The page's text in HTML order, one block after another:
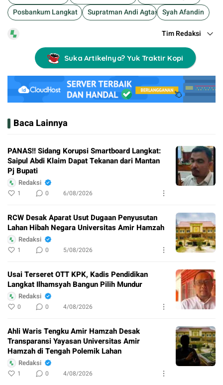
Posbankum Langkat
Supratman Andi Agtas Syah Afandin
Tim Redaksi
Suka Artikelnya? Yuk Traktir Kopi
Baca Lainnya
PANAS!! Sidang Korupsi Smartboard Langkat:
Saipul Abdi Klaim Dapat Tekanan dari Mantan
Pj Bupati
Redaksi
1 0 6/08/2026
RCW Desak Aparat Usut Dugaan Penyusutan
Lahan Hibah Negara Universitas Amir Hamzah
Redaksi
1 0 5/08/2026
Usai Terseret OTT KPK, Kadis Pendidikan
Langkat Ilhamsyah Bangun Pilih Mundur
Redaksi
0 0 4/08/2026
Ahli Waris Tengku Amir Hamzah Desak
Transparansi Yayasan Universitas Amir
Hamzah di Tengah Polemik Lahan
Redaksi
1 0 4/08/2026